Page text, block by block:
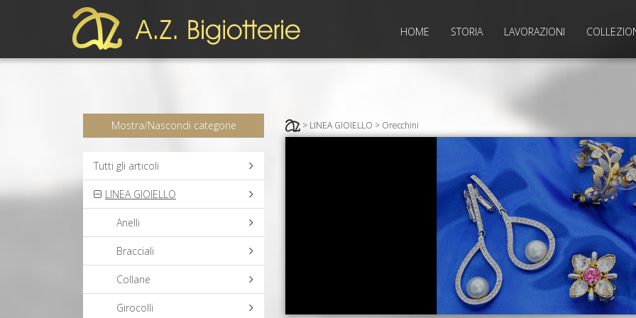
HOME STORIA LAVORAZIONI
Mostra/Nascondi categorie
Tutti gli articoli
LINEA GIOIELLO
Anelli
Bracciali
Collane
Girocolli
> LINEA GIOIELLO > Orecchini